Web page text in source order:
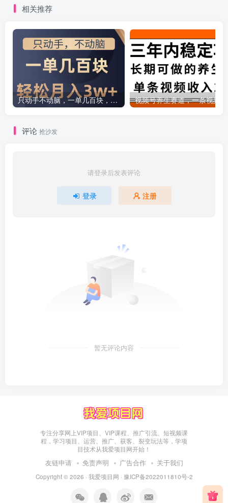
相关推荐
只动手不动脑，一单几百块，轻松月入2w+，看完就能直接操作，详细教程
评论 抢沙发
请登录后发表评论
登录 注册
暂无评论内容
专注分享网上VIP项目、VIP课程、推广引流、短视频课
程，学习项目、运营、推广、获客、裂变玩法等，学项
目技术从我爱项目网开始！
友链申请 免责声明 广告合作 关于我们
Copyright © 2026 · 我爱项目网 · 豫ICP备2022011810号-2